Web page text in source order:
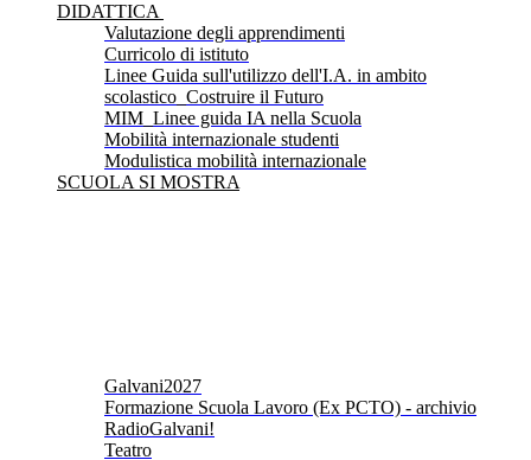
DIDATTICA
Valutazione degli apprendimenti
Curricolo di istituto
Linee Guida sull'utilizzo dell'I.A. in ambito
scolastico_Costruire il Futuro
MIM_Linee guida IA nella Scuola
Mobilità internazionale studenti
Modulistica mobilità internazionale
SCUOLA SI MOSTRA
Galvani2027
Formazione Scuola Lavoro (Ex PCTO) - archivio
RadioGalvani!
Teatro